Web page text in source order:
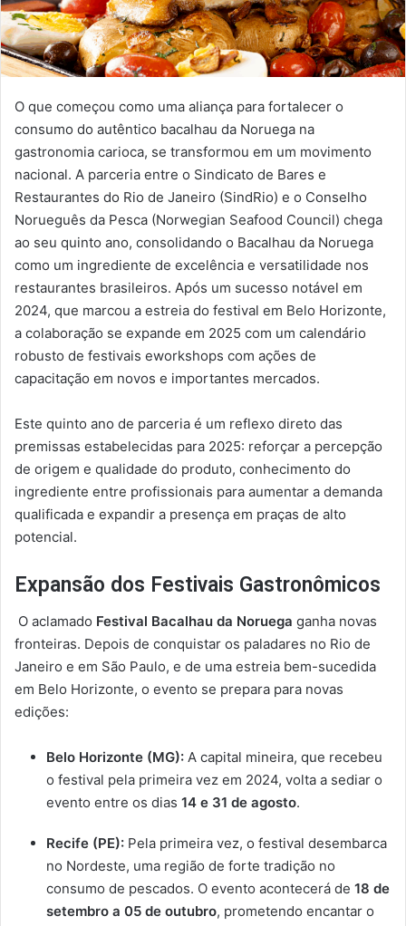
O que começou como uma aliança para fortalecer o
consumo do autêntico bacalhau da Noruega na
gastronomia carioca, se transformou em um movimento
nacional. A parceria entre o Sindicato de Bares e
Restaurantes do Rio de Janeiro (SindRio) e o Conselho
Norueguês da Pesca (Norwegian Seafood Council) chega
ao seu quinto ano, consolidando o Bacalhau da Noruega
como um ingrediente de excelência e versatilidade nos
restaurantes brasileiros. Após um sucesso notável em
2024, que marcou a estreia do festival em Belo Horizonte,
a colaboração se expande em 2025 com um calendário
robusto de festivais eworkshops com ações de
capacitação em novos e importantes mercados.
Este quinto ano de parceria é um reflexo direto das
premissas estabelecidas para 2025: reforçar a percepção
de origem e qualidade do produto, conhecimento do
ingrediente entre profissionais para aumentar a demanda
qualificada e expandir a presença em praças de alto
potencial.
Expansão dos Festivais Gastronômicos
O aclamado Festival Bacalhau da Noruega ganha novas
fronteiras. Depois de conquistar os paladares no Rio de
Janeiro e em São Paulo, e de uma estreia bem-sucedida
em Belo Horizonte, o evento se prepara para novas
edições:
Belo Horizonte (MG): A capital mineira, que recebeu
o festival pela primeira vez em 2024, volta a sediar o
evento entre os dias 14 e 31 de agosto.
Recife (PE): Pela primeira vez, o festival desembarca
no Nordeste, uma região de forte tradição no
consumo de pescados. O evento acontecerá de 18 de
setembro a 05 de outubro, prometendo encantar o